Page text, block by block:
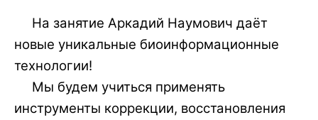
На занятие Аркадий Наумович даёт
новые уникальные биоинформационные
технологии!
Мы будем учиться применять
инструменты коррекции, восстановления